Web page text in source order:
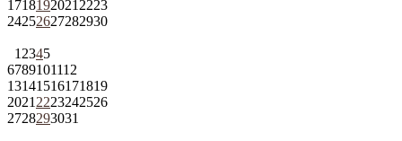
1718192021 2223
24252627282930
1 2345
6789101112
13141516171819
2021 2223242526
2728293031